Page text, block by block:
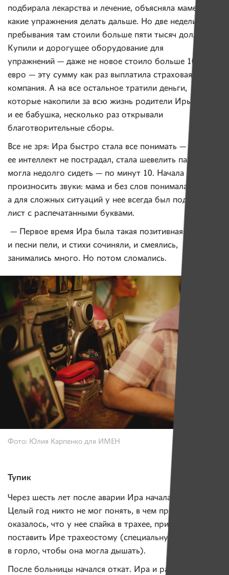
подбирала лекарства и лечение, объясняла маме,
какие упражнения делать дальше. Но две недели
пребывания там стоили больше пяти тысяч долларов.
Купили и дорогущее оборудование для
упражнений — даже не новое стоило больше 10 тысяч
евро — эту сумму как раз выплатила страховая
компания. А на все остальное тратили деньги,
которые накопили за всю жизнь родители Иры
и ее бабушка, несколько раз открывали
благотворительные сборы.
Все не зря: Ира быстро стала все понимать —
ее интеллект не пострадал, стала шевелить пальцами,
могла недолго сидеть — по минут 10. Начала
произносить звуки: мама и без слов понимала дочку,
а для сложных ситуаций у нее всегда был под рукой
лист с распечатанными буквами.
— Первое время Ира была такая позитивная: мы с ней
и песни пели, и стихи сочиняли, и смеялись,
занимались много. Но потом сломались.
Фото: Юлия Карпенко для ИМЕН
Тупик
Через шесть лет после аварии Ира начала задыхаться.
Целый год никто не мог понять, в чем причина. Потом
оказалось, что у нее спайка в трахее, пришлось
поставить Ире трахеостому (специальную трубочку
в горло, чтобы она могла дышать).
После больницы начался откат. Ира и раньше